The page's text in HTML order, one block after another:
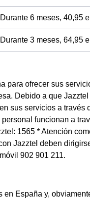
Durante 6 meses, 40,95
Durante 3 meses, 64,95
para ofrecer sus
Debido a que
sus servicios a través
funcionan a
1565 * Atención
Jazztel deben
902 901 211.
España y,